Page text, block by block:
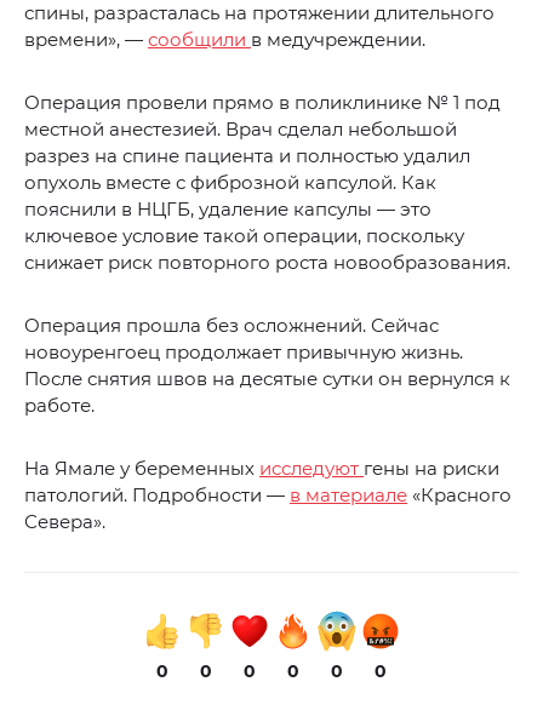
спины, разрасталась на протяжении длительного
времени», — сообщили в медучреждении.
Операция провели прямо в поликлинике № 1 под
местной анестезией. Врач сделал небольшой
разрез на спине пациента и полностью удалил
опухоль вместе с фиброзной капсулой. Как
пояснили в НЦГБ, удаление капсулы — это
ключевое условие такой операции, поскольку
снижает риск повторного роста новообразования.
Операция прошла без осложнений. Сейчас
новоуренгоец продолжает привычную жизнь.
После снятия швов на десятые сутки он вернулся к
работе.
На Ямале у беременных исследуют гены на риски
патологий. Подробности — в материале «Красного
Севера».
0 0 0 0 0 0